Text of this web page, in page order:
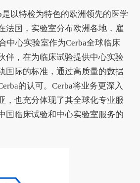
是以特检为特色的欧洲领先的医学
法国，实验室分布欧洲各地，雇
中心实验室作为Cerba全球临床
伴，在为临床试验提供中心实验
国际的标准，通过高质量的数据
的认可。Cerba将业务更深入
，也充分体现了其全球化专业服
国临床试验和中心实验室服务的